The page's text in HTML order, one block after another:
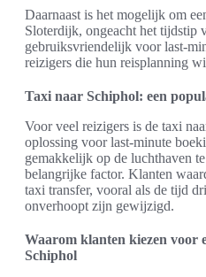
Daarnaast is het mogelijk om
Sloterdijk, ongeacht het tijdstip
gebruiksvriendelijk voor last-
reizigers die hun reisplanning
Taxi naar Schiphol: een
Voor veel reizigers is de taxi
oplossing voor last-minute
gemakkelijk op de luchthaven
belangrijke factor. Klanten
taxi transfer, vooral als de tijd
onverhoopt zijn gewijzigd.
Waarom klanten kiezen voor
Schiphol